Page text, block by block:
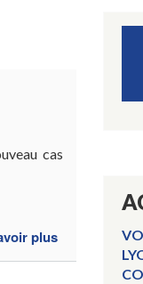
cas
plussur
Qu’est